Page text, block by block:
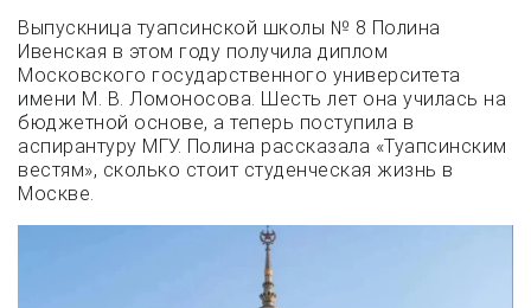
Выпускница туапсинской школы № 8 Полина
Ивенская в этом году получила диплом
Московского государственного университета
имени М. В. Ломоносова. Шесть лет она училась на
бюджетной основе, а теперь поступила в
аспирантуру МГУ. Полина рассказала «Туапсинским
вестям», сколько стоит студенческая жизнь в
Москве.